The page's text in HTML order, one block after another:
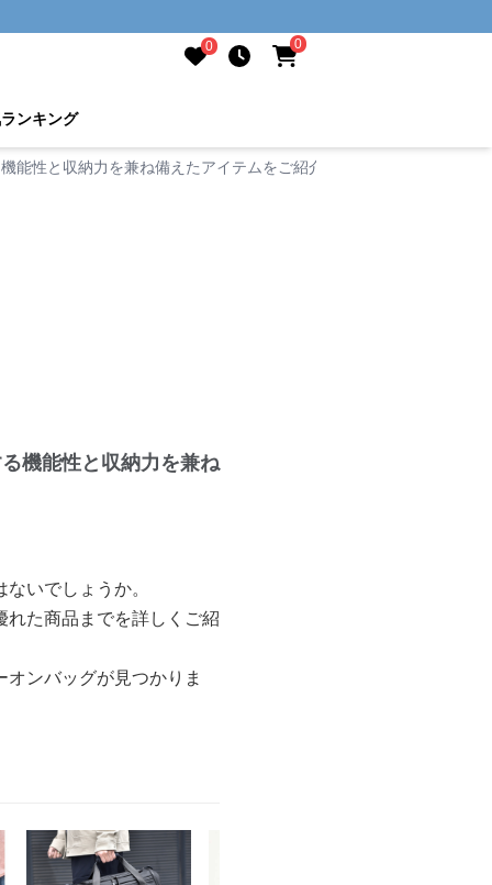
0 0
ランキング
能性と収納力を兼ね備えたアイテムをご紹介
機能性と収納力を兼ね
いでしょうか。
た商品までを詳しくご紹
ンバッグが見つかりま